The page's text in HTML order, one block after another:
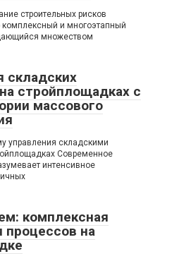
строительных рисков
комплексный и многоэтапный
множеством
складских
стройплощадках с
массового
управления складскими
Современное
интенсивное
комплексная
процессов на